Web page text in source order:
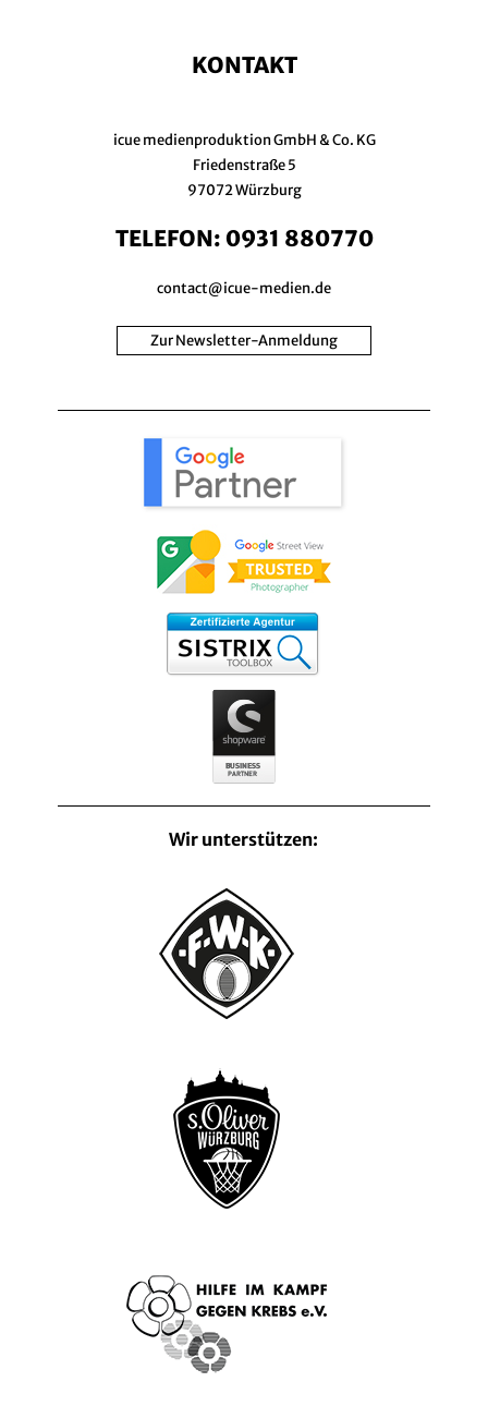
KONTAKT
icue medienproduktion GmbH & Co. KG
Friedenstraße 5
97072 Würzburg
TELEFON: 0931 880770
contact@icue-medien.de
Zur Newsletter-Anmeldung
Wir unterstützen: